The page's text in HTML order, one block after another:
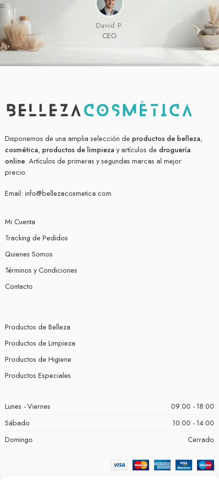
David P.
CEO
Disponemos de una amplia selección de productos de belleza,
cosmética, productos de limpieza y artículos de droguería
online. Artículos de primeras y segundas marcas al mejor
precio.
Email: info@bellezacosmetica.com
Mi Cuenta
Tracking de Pedidos
Quienes Somos
Términos y Condiciones
Contacto
Productos de Belleza
Productos de Limpieza
Productos de Higiene
Productos Especiales
Lunes - Viernes
09:00 - 18:00
Sábado
10:00 - 14:00
Domingo
Cerrado